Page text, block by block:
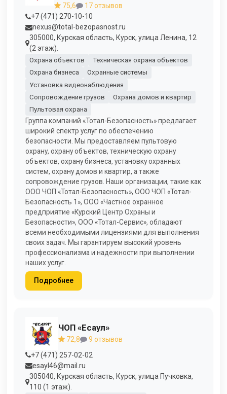
75,6
17 отзывов
+7 (471) 270-10-10
nexus@total-bezopasnost.ru
305000, Курская область, Курск, улица Ленина, 12
(2 этаж).
Охрана объектов
Техническая охрана объектов
Охрана бизнеса
Охранные системы
Установка видеонаблюдения
Сопровождение грузов
Охрана домов и квартир
Пультовая охрана
Группа компаний «Тотал-Безопасность» предлагает
широкий спектр услуг по обеспечению
безопасности. Мы предоставляем пультовую
охрану, охрану объектов, техническую охрану
объектов, охрану бизнеса, установку охранных
систем, охрану домов и квартир, а также
сопровождение грузов. Наши организации, такие как
ООО ЧОП «Тотал-Безопасность», ООО ЧОП «Тотал-
Безопасность 1», ООО «Частное охранное
предприятие «Курский Центр Охраны и
Безопасности», ООО «Тотал-Сервис», обладают
всеми необходимыми лицензиями для выполнения
своих задач. Мы гарантируем высокий уровень
профессионализма и надежности при выполнении
наших услуг.
Подробнее
ЧОП «Есаул»
72,8
9 отзывов
+7 (471) 257-02-02
esayl46@mail.ru
305040, Курская область, Курск, улица Пучковка,
110 (1 этаж).